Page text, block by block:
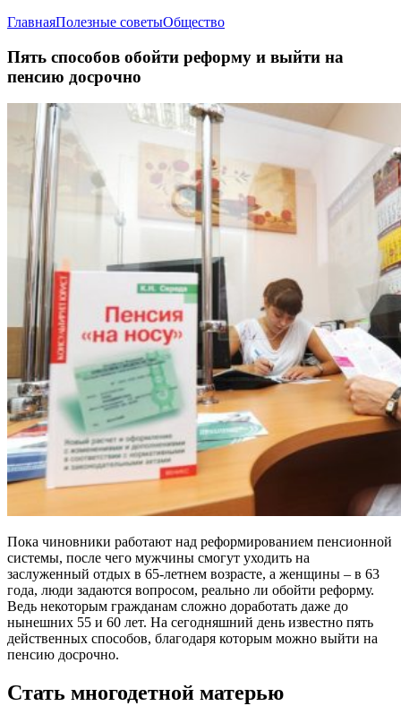
ГлавнаяПолезные советыОбщество
Пять способов обойти реформу и выйти на
пенсию досрочно
Пока чиновники работают над реформированием пенсионной
системы, после чего мужчины смогут уходить на
заслуженный отдых в 65-летнем возрасте, а женщины – в 63
года, люди задаются вопросом, реально ли обойти реформу.
Ведь некоторым гражданам сложно доработать даже до
нынешних 55 и 60 лет. На сегодняшний день известно пять
действенных способов, благодаря которым можно выйти на
пенсию досрочно.
Стать многодетной матерью